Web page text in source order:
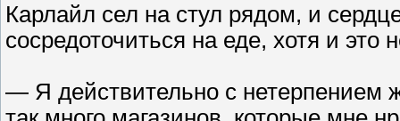
Карлайл сел на стул рядом, и
сосредоточиться на еде, хотя и это
— Я действительно с нетерпением